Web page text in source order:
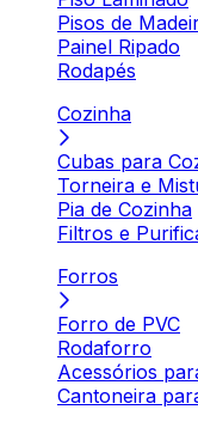
Pisos de
Painel Ripado
Rodapés
Cozinha
Cubas para
Torneira e
Pia de Cozinha
Filtros e
Forros
Forro de PVC
Rodaforro
Acessórios
Cantoneira